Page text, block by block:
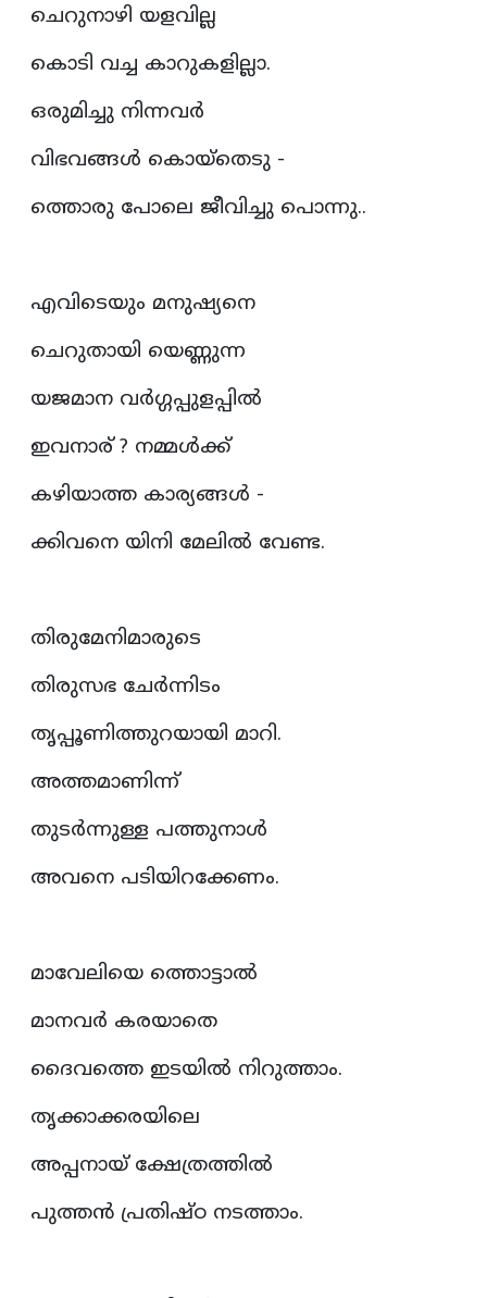
ചെറുനാഴി യളവില്ല
കൊടി വച്ച കാറുകളില്ലാ.
ഒരുമിച്ചു നിന്നവർ
വിഭവങ്ങൾ കൊയ്തെടു -
ത്തൊരു പോലെ ജീവിച്ചു പൊന്നു..
എവിടെയും മനുഷ്യനെ
ചെറുതായി യെണ്ണുന്ന
യജമാന വർഗ്ഗപ്പുളപ്പിൽ
ഇവനാര് ? നമ്മൾക്ക്
കഴിയാത്ത കാര്യങ്ങൾ -
ക്കിവനെ യിനി മേലിൽ വേണ്ട.
തിരുമേനിമാരുടെ
തിരുസഭ ചേർന്നിടം
തൃപ്പൂണിത്തുറയായി മാറി.
അത്തമാണിന്ന്
തുടർന്നുള്ള പത്തുനാൾ
അവനെ പടിയിറക്കേണം.
മാവേലിയെ ത്തൊട്ടാൽ
മാനവർ കരയാതെ
ദൈവത്തെ ഇടയിൽ നിറുത്താം.
തൃക്കാക്കരയിലെ
അപ്പനായ് ക്ഷേത്രത്തിൽ
പുത്തൻ പ്രതിഷ്ഠ നടത്താം.